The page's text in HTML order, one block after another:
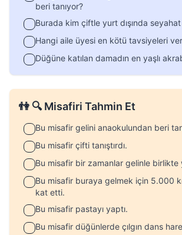
beri tanıyor?
Burada kim çiftle yurt dışında seyahat
Hangi aile üyesi en kötü tavsiyeleri
Düğüne katılan damadın en yaşlı
👫 🔍 Misafiri Tahmin Et
Bu misafir gelini anaokulundan beri
Bu misafir çifti tanıştırdı.
Bu misafir bir zamanlar gelinle birlikte
Bu misafir buraya gelmek için 5.000
kat etti.
Bu misafir pastayı yaptı.
Bu misafir düğünlerde çılgın dans